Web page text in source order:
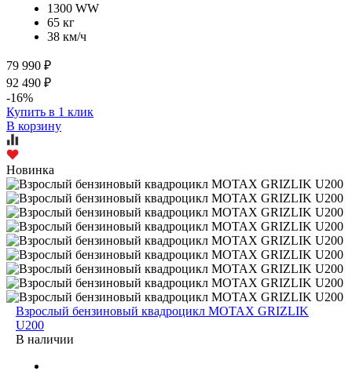
1300 WW
65 кг
38 км/ч
79 990 ₽
92 490 ₽
-16%
Купить в 1 клик
В корзину
Новинка
Взрослый бензиновый квадроцикл MOTAX GRIZLIK
U200
В наличии